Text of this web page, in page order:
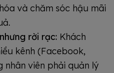
và chăm sóc hậu mãi
rời rạc: Khách
kênh (Facebook,
nhân viên phải quản lý